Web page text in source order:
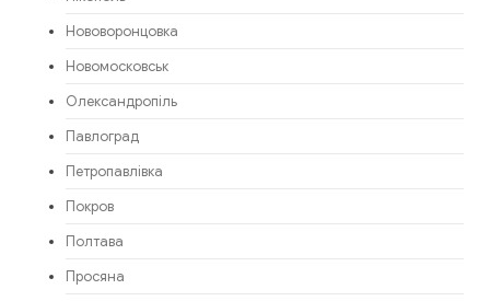
Нововоронцовка
Новомосковськ
Олександропіль
Павлоград
Петропавлівка
Покров
Полтава
Просяна